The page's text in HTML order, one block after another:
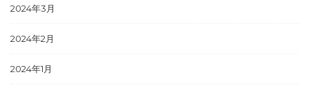
2024年3月
2024年2月
2024年1月